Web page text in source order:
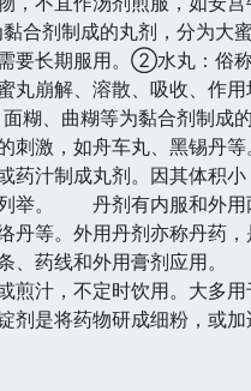
剂制成的丸剂，分为大
要长期服用。②水丸：俗
崩解、溶散、吸收、作
、曲糊等为黏合剂制成
刺激，如舟车丸、黑锡
药汁制成丸剂。因其体
举。 丹剂有内服和外用
丹等。外用丹剂亦称丹药
、药线和外用膏剂应用
煎汁，不定时饮用。大多
将药物研成细粉，或加